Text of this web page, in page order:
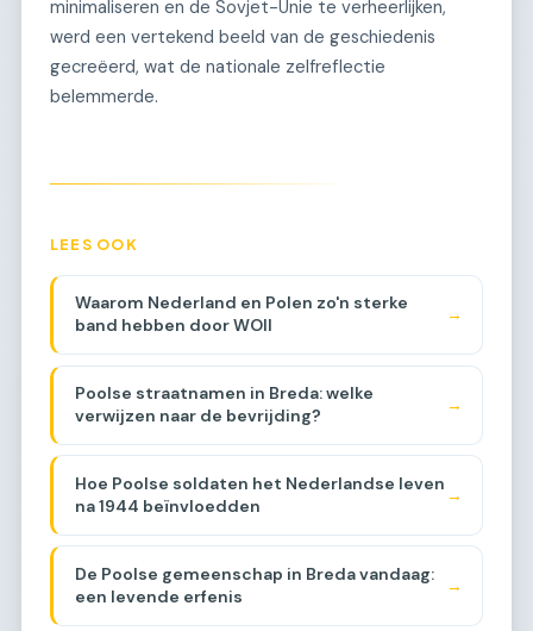
minimaliseren en de Sovjet-Unie te verheerlijken,
werd een vertekend beeld van de geschiedenis
gecreëerd, wat de nationale zelfreflectie
belemmerde.
LEES OOK
Waarom Nederland en Polen zo'n sterke
band hebben door WOII
→
Poolse straatnamen in Breda: welke
verwijzen naar de bevrijding?
→
Hoe Poolse soldaten het Nederlandse leven
na 1944 beïnvloedden
→
De Poolse gemeenschap in Breda vandaag:
een levende erfenis
→